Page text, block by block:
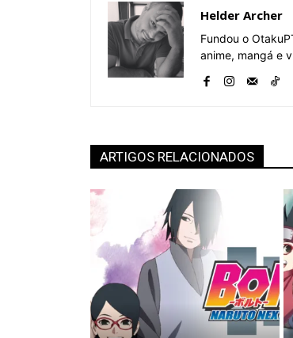
Helder Archer
Fundou o
anime, mangá e
ARTIGOS RELACIONADOS